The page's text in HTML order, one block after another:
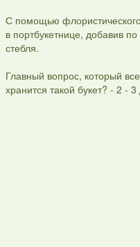
С помощью
в портбукетнице, добавив
стебля.
Главный вопрос, который
хранится такой букет? - 2 -